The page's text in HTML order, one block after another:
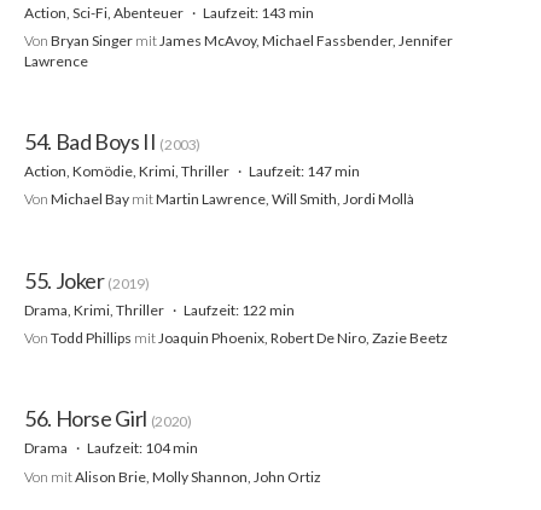
Action, Sci-Fi, Abenteuer
Laufzeit: 143 min
Von Bryan Singer mit James McAvoy, Michael Fassbender, Jennifer
Lawrence
54. Bad Boys II (2003)
Action, Komödie, Krimi, Thriller
Laufzeit: 147 min
Von Michael Bay mitMartin Lawrence, Will Smith, Jordi Mollà
55. Joker (2019)
Drama, Krimi, Thriller
Laufzeit: 122 min
Von Todd Phillips mit Joaquin Phoenix, Robert De Niro, Zazie Beetz
56. Horse Girl (2020)
Drama
Laufzeit: 104 min
Von mitAlison Brie, Molly Shannon, John Ortiz